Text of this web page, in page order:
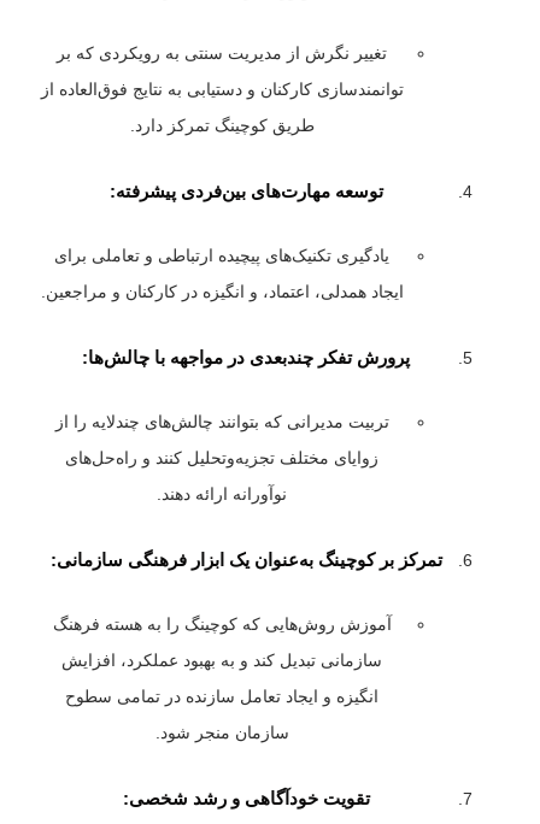
تغییر نگرش از مدیریت سنتی به رویکردی که بر
توانمندسازی کارکنان و دستیابی به نتایج فوق‌العاده از
طریق کوچینگ تمرکز دارد.
توسعه مهارت‌های بین‌فردی پیشرفته:
یادگیری تکنیک‌های پیچیده ارتباطی و تعاملی برای
ایجاد همدلی، اعتماد، و انگیزه در کارکنان و مراجعین.
پرورش تفکر چندبعدی در مواجهه با چالش‌ها:
تربیت مدیرانی که بتوانند چالش‌های چندلایه را از
زوایای مختلف تجزیه‌وتحلیل کنند و راه‌حل‌های
نوآورانه ارائه دهند.
تمرکز بر کوچینگ به‌عنوان یک ابزار فرهنگی سازمانی:
آموزش روش‌هایی که کوچینگ را به هسته فرهنگ
سازمانی تبدیل کند و به بهبود عملکرد، افزایش
انگیزه و ایجاد تعامل سازنده در تمامی سطوح
سازمان منجر شود.
تقویت خودآگاهی و رشد شخصی: